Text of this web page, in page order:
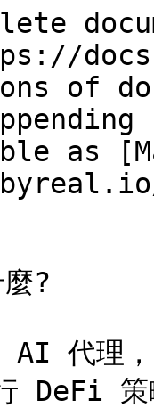
of
as
?
代理
行 DeFi